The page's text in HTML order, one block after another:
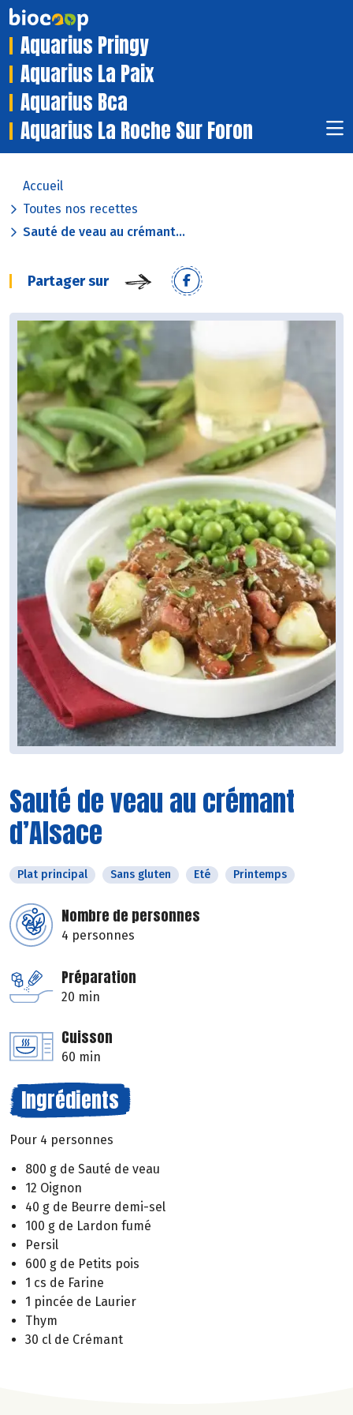
Aquarius Pringy
Aquarius La Paix
Aquarius Bca
Aquarius La Roche Sur Foron
Accueil
Toutes nos recettes
Sauté de veau au crémant...
Partager sur
Sauté de veau au crémant
d’Alsace
Plat principal Sans gluten Eté Printemps
Nombre de personnes
4 personnes
Préparation
20 min
Cuisson
60 min
Ingrédients
Pour 4 personnes
800 g de Sauté de veau
12 Oignon
40 g de Beurre demi-sel
100 g de Lardon fumé
Persil
600 g de Petits pois
1 cs de Farine
1 pincée de Laurier
Thym
30 cl de Crémant